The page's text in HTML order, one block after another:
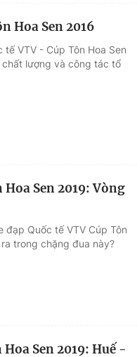
Hoa Sen 2016
VTV - Cúp Tôn Hoa Sen
lượng và công tác tổ
Hoa Sen 2019: Vòng
đạp Quốc tế VTV Cúp Tôn
trong chặng đua này?
Sen 2019: Huế -